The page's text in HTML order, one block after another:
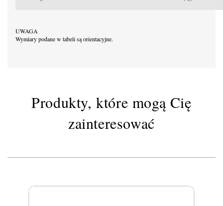
UWAGA
Wymiary podane w tabeli są orientacyjne.
Produkty, które mogą Cię
zainteresować